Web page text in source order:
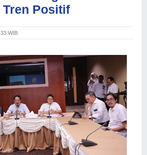
Positif
WIB